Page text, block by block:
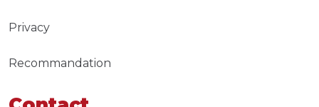
Privacy
Recommandation